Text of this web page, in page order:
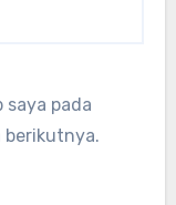
saya pada
berikutnya.